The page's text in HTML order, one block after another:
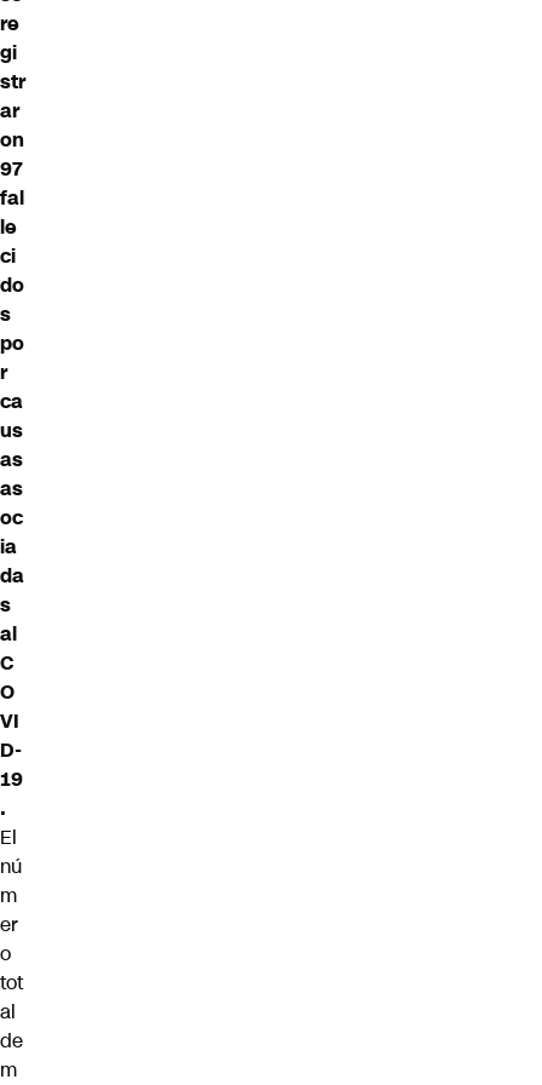
re
gi
str
ar
on
97
fal
le
ci
do
s
po
r
ca
us
as
as
oc
ia
da
s
al
C
O
VI
D-
19
.
El
nú
m
er
o
tot
al
de
m